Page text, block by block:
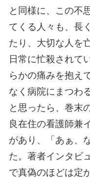
と同様に、この不
てくる人々も、長
たり、大切な人を
日常に忙殺され
らかの痛みを抱え
なく病院にまつわ
と思ったら、巻末
良在住の看護師兼
があり、「あぁ、
た。著者インタビ
で真偽のほどは定